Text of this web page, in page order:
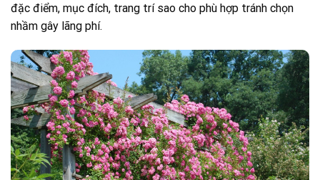
đặc điểm, mục đích, trang trí sao cho phù hợp tránh chọn
nhầm gây lãng phí.